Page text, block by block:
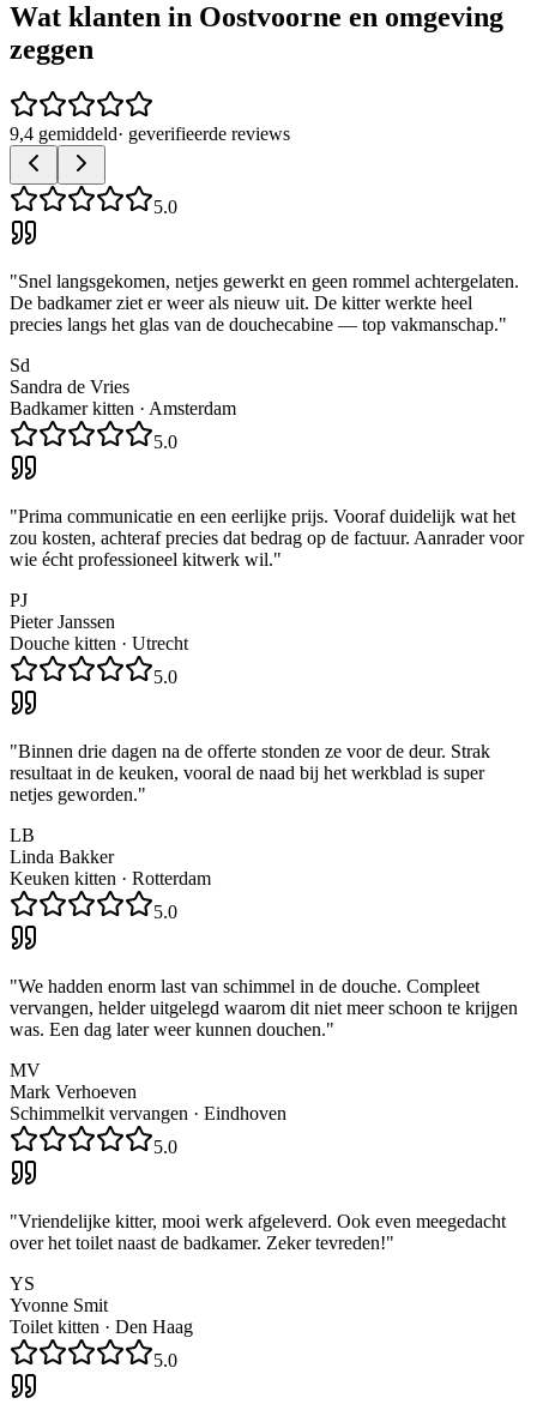
Wat klanten in Oostvoorne en omgeving
zeggen
9,4 gemiddeld· geverifieerde reviews
5.0
"Snel langsgekomen, netjes gewerkt en geen rommel achtergelaten.
De badkamer ziet er weer als nieuw uit. De kitter werkte heel
precies langs het glas van de douchecabine — top vakmanschap."
Sd
Sandra de Vries
Badkamer kitten · Amsterdam
5.0
"Prima communicatie en een eerlijke prijs. Vooraf duidelijk wat het
zou kosten, achteraf precies dat bedrag op de factuur. Aanrader voor
wie écht professioneel kitwerk wil."
PJ
Pieter Janssen
Douche kitten · Utrecht
5.0
"Binnen drie dagen na de offerte stonden ze voor de deur. Strak
resultaat in de keuken, vooral de naad bij het werkblad is super
netjes geworden."
LB
Linda Bakker
Keuken kitten · Rotterdam
5.0
"We hadden enorm last van schimmel in de douche. Compleet
vervangen, helder uitgelegd waarom dit niet meer schoon te krijgen
was. Een dag later weer kunnen douchen."
MV
Mark Verhoeven
Schimmelkit vervangen · Eindhoven
5.0
"Vriendelijke kitter, mooi werk afgeleverd. Ook even meegedacht
over het toilet naast de badkamer. Zeker tevreden!"
YS
Yvonne Smit
Toilet kitten · Den Haag
5.0